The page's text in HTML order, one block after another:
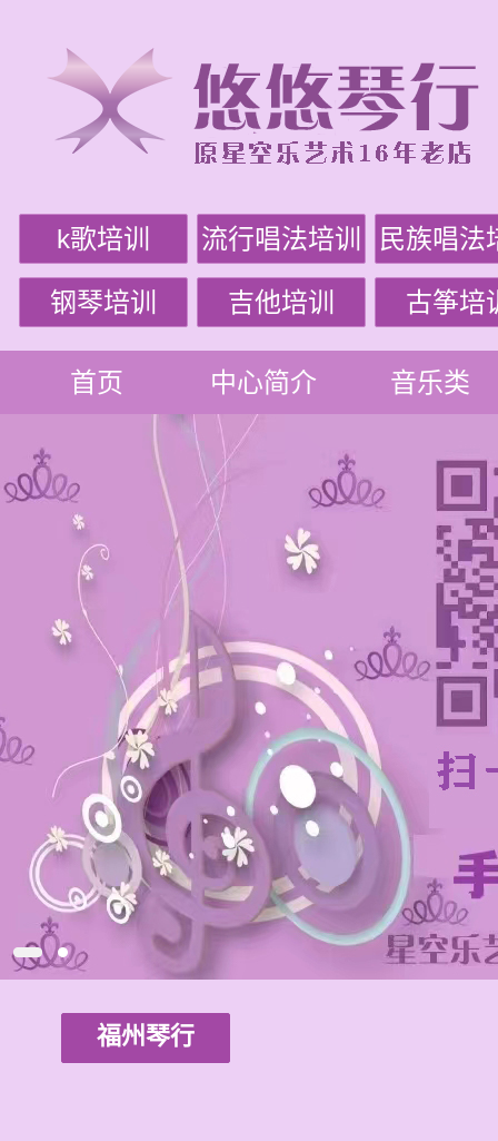
k歌培训 流行唱法培训 民族唱法
钢琴培训 吉他培训 古筝培
首页 中心简介 音乐类
福州琴行